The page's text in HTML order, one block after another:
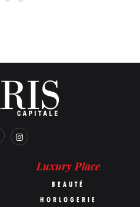
Luxury Place
BEAUTÉ
HORLOGERIE